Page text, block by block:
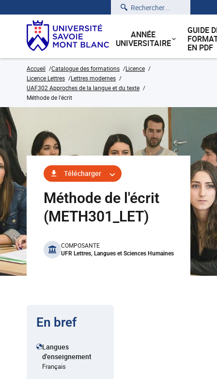
Rechercher
ANNÉE
UNIVERSITAIRE
GUIDE
EN PDF
Accueil Catalogue des formations
Licence
Licence Lettres
Lettres modernes
UAF302 Approches de la langue et du texte
Méthode de l'écrit
Télécharger
Méthode de l'écrit
(METH301_LET)
benefits
COMPOSANTE
UFR Lettres, Langues et Sciences Humaines
En bref
Langues
d'enseignement
Français